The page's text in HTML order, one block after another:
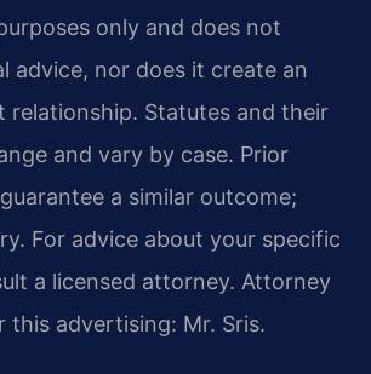
only and does not
advice, nor does it create an
relationship. Statutes and their
and vary by case. Prior
a similar outcome;
For advice about your specific
a licensed attorney. Attorney
this advertising: Mr. Sris.